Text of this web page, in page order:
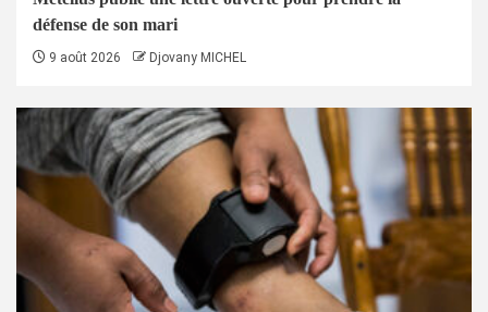
défense de son mari
9 août 2026 Djovany MICHEL